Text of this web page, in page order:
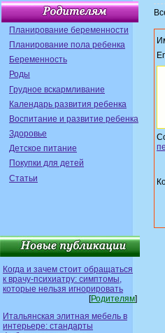
Планирование беременности
Планирование пола ребенка
Беременность
Роды
Грудное вскармливание
Календарь развития ребенка
Воспитание и развитие ребенка
Здоровье
Детское питание
Покупки для детей
Статьи
Когда и зачем стоит обращаться
к врачу-психиатру: симптомы,
которые нельзя игнорировать
[Родителям]
Итальянская элитная мебель в
интерьере: стандарты